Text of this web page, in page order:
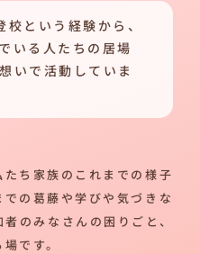
という経験から、
いる人たちの居場
いで活動していま
ち家族のこれまでの様子
の葛藤や学びや気づきな
のみなさんの困りごと、
です。